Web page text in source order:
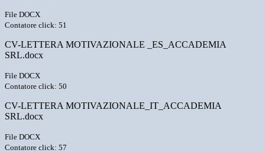
File DOCX
Contatore click: 51
CV-LETTERA MOTIVAZIONALE _ES_ACCADEMIA
SRL.docx
File DOCX
Contatore click: 50
CV-LETTERA MOTIVAZIONALE_IT_ACCADEMIA
SRL.docx
File DOCX
Contatore click: 57